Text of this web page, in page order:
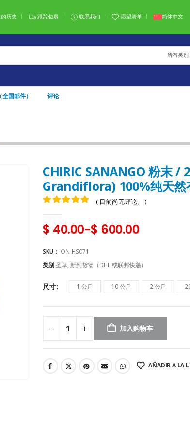
历史 跟踪包裹 联系我们 愿望清单 简体中文
所有类别
国邮件） 评论
CHIRIC SANANGO 粉末
Grandiflora) 100%纯天然
( 目前尚无评论。 )
$ 40.00-$ 600.00
SKU： ON-HS071
类别圣草, 新到货物（DHL 或联邦快递）
尺寸 1 公斤 10 公斤 2 公斤
加入购物车
AÑADIR A LA